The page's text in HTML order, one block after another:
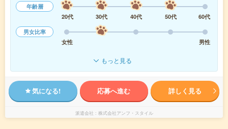
年齢層
20代
30代 40代 50代
60代
男女比率
女性
男性
もっと見る
気になる! 応募へ進む 詳しく見る
派遣会社 株式会社アンフ・スタイル